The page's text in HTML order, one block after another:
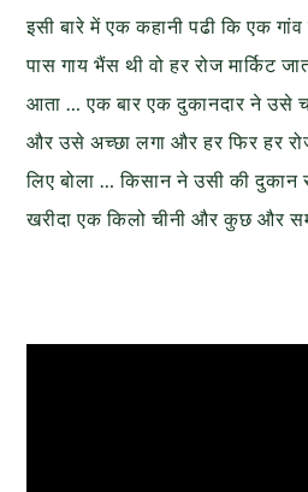
इसी बारे में एक कहानी पढी कि एक
पास गाय भैंस थी वो हर रोज मार्किट
आता … एक बार एक दुकानदार ने उसे
और उसे अच्छा लगा और हर फिर हर
लिए बोला … किसान ने उसी की
खरीदा एक किलो चीनी और कुछ और